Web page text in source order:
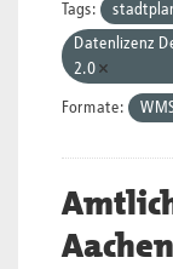
Tags:
Datenlizenz
2.0
Formate:
Aachen